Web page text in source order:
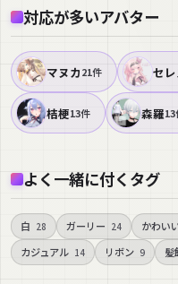
対応が多いアバター
マヌカ21件 セ
桔梗13件 森羅
よく一緒に付くタグ
白 28 ガーリー 24 かわい
カジュアル 14 リボン 9 髪